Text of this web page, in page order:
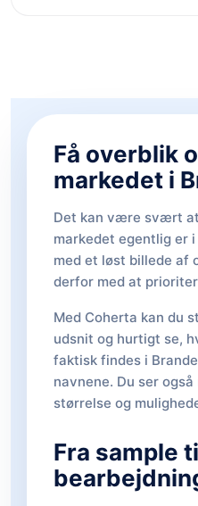
Få overblik
markedet i
Det kan være svært
markedet egentlig er
med et løst billede af
derfor med at
Med Coherta kan du
udsnit og hurtigt se,
faktisk findes i
navnene. Du ser
størrelse og
Fra sample